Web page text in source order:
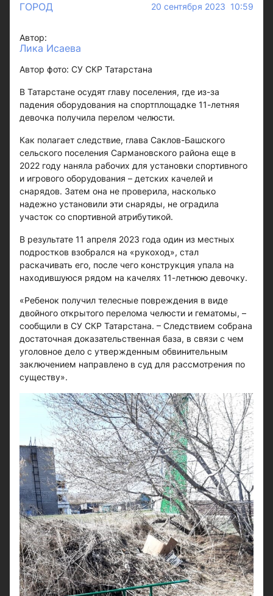
ГОРОД 20 сентября 2023 10:59
Автор:
Лика Исаева
Автор фото: СУ СКР Татарстана
В Татарстане осудят главу поселения, где из-за
падения оборудования на спортплощадке 11-летняя
девочка получила перелом челюсти.
Как полагает следствие, глава Саклов-Башского
сельского поселения Сармановского района еще в
2022 году наняла рабочих для установки спортивного
и игрового оборудования – детских качелей и
снарядов. Затем она не проверила, насколько
надежно установили эти снаряды, не оградила
участок со спортивной атрибутикой.
В результате 11 апреля 2023 года один из местных
подростков взобрался на «рукоход», стал
раскачивать его, после чего конструкция упала на
находившуюся рядом на качелях 11-летнюю девочку.
«Ребенок получил телесные повреждения в виде
двойного открытого перелома челюсти и гематомы, –
сообщили в СУ СКР Татарстана. – Следствием собрана
достаточная доказательственная база, в связи с чем
уголовное дело с утвержденным обвинительным
заключением направлено в суд для рассмотрения по
существу».